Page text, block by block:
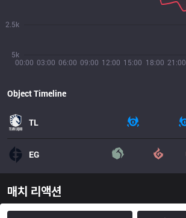
00:00 03:00 06:00 09:00 12:00 15:00 18:00 21:00
5k
2.5k
Object Timeline
TL
EG
매치 리액션